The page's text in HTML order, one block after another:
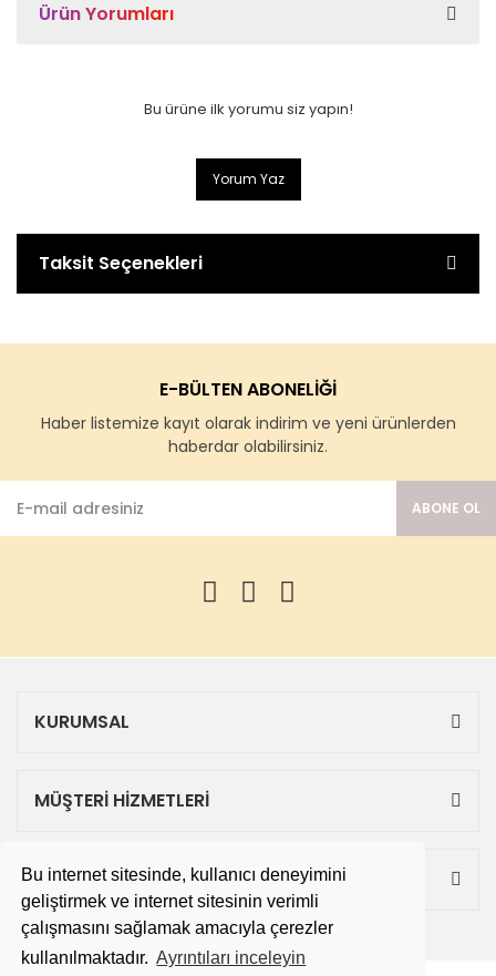
Bu internet sitesinde, kullanıcı deneyimini
geliştirmek ve internet sitesinin verimli
çalışmasını sağlamak amacıyla çerezler
kullanılmaktadır. Ayrıntıları inceleyin
Ürün Yorumları
Bu ürüne ilk yorumu siz yapın!
Yorum Yaz
Taksit Seçenekleri
E-BÜLTEN ABONELİĞİ
Haber listemize kayıt olarak indirim ve yeni ürünlerden
haberdar olabilirsiniz.
ABONE OL
KURUMSAL
MÜŞTERİ HİZMETLERİ
ALIŞVERİŞ